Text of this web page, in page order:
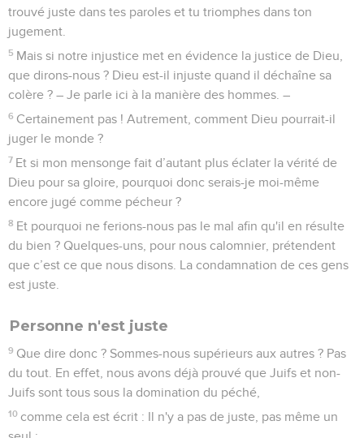
trouvé juste dans tes paroles et tu triomphes dans ton
jugement.
5 Mais si notre injustice met en évidence la justice de Dieu,
que dirons-nous ? Dieu est-il injuste quand il déchaîne sa
colère ? – Je parle ici à la manière des hommes. –
6 Certainement pas ! Autrement, comment Dieu pourrait-il
juger le monde ?
7 Et si mon mensonge fait d’autant plus éclater la vérité de
Dieu pour sa gloire, pourquoi donc serais-je moi-même
encore jugé comme pécheur ?
8 Et pourquoi ne ferions-nous pas le mal afin qu'il en résulte
du bien ? Quelques-uns, pour nous calomnier, prétendent
que c’est ce que nous disons. La condamnation de ces gens
est juste.
Personne n'est juste
9 Que dire donc ? Sommes-nous supérieurs aux autres ? Pas
du tout. En effet, nous avons déjà prouvé que Juifs et non-
Juifs sont tous sous la domination du péché,
10 comme cela est écrit : Il n'y a pas de juste, pas même un